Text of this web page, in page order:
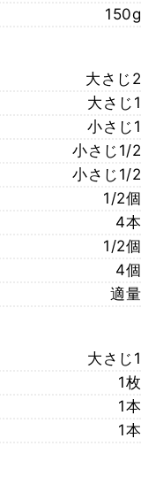
150g
大さじ2
大さじ1
小さじ1
小さじ1/2
小さじ1/2
1/2個
4本
1/2個
4個
適量
大さじ1
1枚
1本
1本